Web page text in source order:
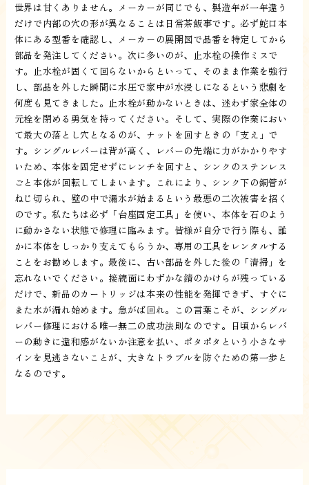
世界は甘くありません。メーカーが同じでも、製造年が一年違う
だけで内部の穴の形が異なることは日常茶飯事です。必ず蛇口本
体にある型番を確認し、メーカーの展開図で品番を特定してから
部品を発注してください。次に多いのが、止水栓の操作ミスで
す。止水栓が固くて回らないからといって、そのまま作業を強行
し、部品を外した瞬間に水圧で家中が水浸しになるという悲劇を
何度も見てきました。止水栓が動かないときは、迷わず家全体の
元栓を閉める勇気を持ってください。そして、実際の作業におい
て最大の落とし穴となるのが、ナットを回すときの「支え」で
す。シングルレバーは背が高く、レバーの先端に力がかかりやす
いため、本体を固定せずにレンチを回すと、シンクのステンレス
ごと本体が回転してしまいます。これにより、シンク下の銅管が
ねじ切られ、壁の中で漏水が始まるという最悪の二次被害を招く
のです。私たちは必ず「台座固定工具」を使い、本体を石のよう
に動かさない状態で修理に臨みます。皆様が自分で行う際も、誰
かに本体をしっかり支えてもらうか、専用の工具をレンタルする
ことをお勧めします。最後に、古い部品を外した後の「清掃」を
忘れないでください。接続面にわずかな錆のかけらが残っている
だけで、新品のカートリッジは本来の性能を発揮できず、すぐに
また水が漏れ始めます。急がば回れ。この言葉こそが、シングル
レバー修理における唯一無二の成功法則なのです。日頃からレバ
ーの動きに違和感がないか注意を払い、ポタポタという小さなサ
インを見逃さないことが、大きなトラブルを防ぐための第一歩と
なるのです。